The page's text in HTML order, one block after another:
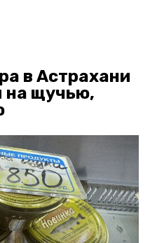
в Астрахани
на щучью,